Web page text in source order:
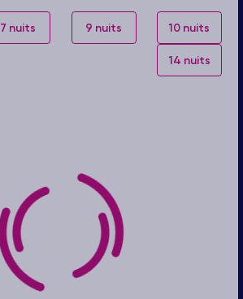
7 nuits 9 nuits 10 nuits
14 nuits